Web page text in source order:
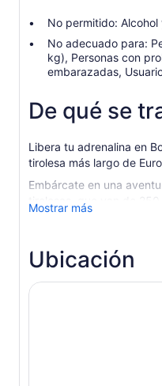
No permitido:
No adecuado para:
kg), Personas con
embarazadas,
De qué se
Libera tu adrenalina en
tirolesa más largo de
Embárcate en una
tirolesas, que van de 250
sobre el impresionante
vistas panorámicas del
de Eslovenia, Triglav.
En el camino, cruce un
Mostrar más
Ubicación